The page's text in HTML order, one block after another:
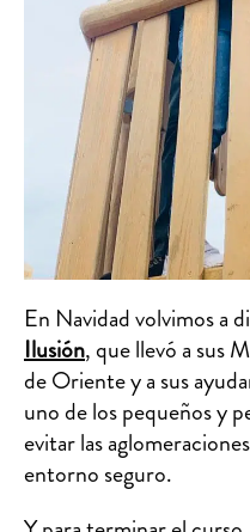
En Navidad volvimos a
Ilusión, que llevó a sus
de Oriente y a sus
uno de los pequeños y
evitar las
entorno seguro.